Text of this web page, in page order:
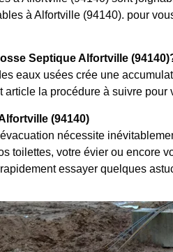
à Alfortville (94140). pour
Septique Alfortville
eaux usées crée une
la procédure à suivre pour
(94140)
nécessite
toilettes, votre évier ou encore
essayer quelques